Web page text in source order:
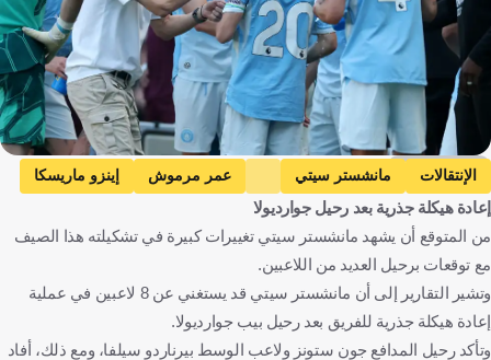
Getty Images
الإنتقالات مانشستر سيتي عمر مرموش
إينزو ماريسكا
يوشكو جفارديول
ريال مدريد
إليوت أندرسون
ماتيو كوفاتشيتش ريكو لويس
جيمس ترافورد
روبن دياش
ناثان آكي إنجلترا
إسبانيا
البرتغال هولندا كرة قدم
إعادة هيكلة جذرية بعد رحيل جوارديولا
من المتوقع أن يشهد مانشستر سيتي تغييرات كبيرة في تشكيلته هذا الصيف
مع توقعات برحيل العديد من اللاعبين.
وتشير التقارير إلى أن مانشستر سيتي قد يستغني عن 8 لاعبين في عملية
إعادة هيكلة جذرية للفريق بعد رحيل بيب جوارديولا.
وتأكد رحيل المدافع جون ستونز ولاعب الوسط بيرناردو سيلفا، ومع ذلك، أفاد